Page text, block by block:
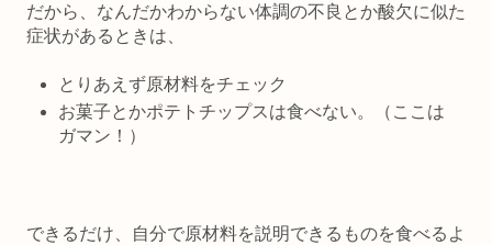
だから、なんだかわからない体調の不良とか酸欠に似た
症状があるときは、
とりあえず原材料をチェック
お菓子とかポテトチップスは食べない。（ここは
ガマン！）
できるだけ、自分で原材料を説明できるものを食べるよ